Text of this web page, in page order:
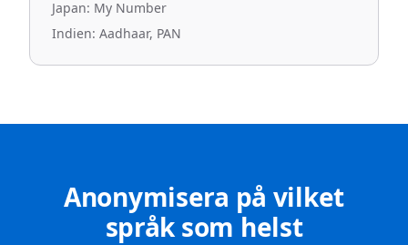
Japan: My Number
Indien: Aadhaar, PAN
Anonymisera på vilket
språk som helst